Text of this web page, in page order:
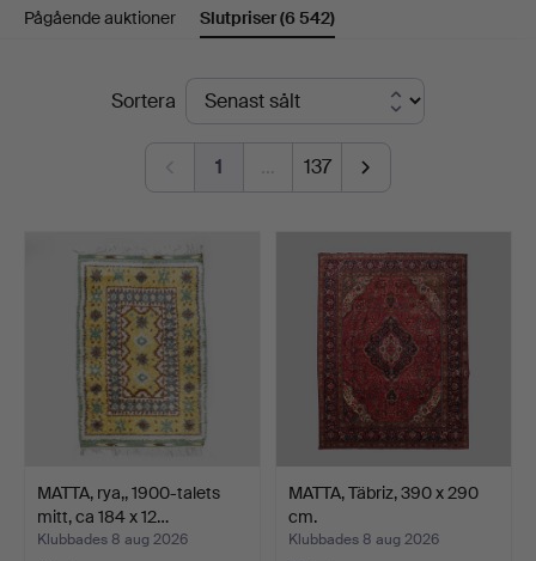
på
Göteborgs
Auktionsverk
Pågående auktioner Slutpriser(6 542)
SlutpriserSortera
1 … 137
MATTA, rya,, 1900-talets
mitt, ca 184 x 12…
Klubbades 8 aug 2026
MATTA, Täbriz, 390 x 290
cm.
Klubbades 8 aug 2026